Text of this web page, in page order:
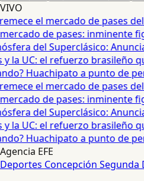
VIVO
el mercado de pases del
de pases: inminente
del Superclásico:
UC: el refuerzo brasileño
Huachipato a punto de
el mercado de pases del
de pases: inminente
del Superclásico:
UC: el refuerzo brasileño
Huachipato a punto de
Agencia EFE
Deportes Concepción Segunda